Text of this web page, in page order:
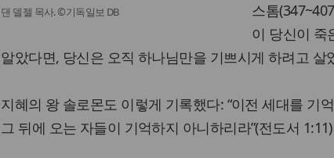
댄 델젤 목사. ©기독일보 DB
스톰
이 당신이 죽
알았다면, 당신은 오직 하나님만을 기쁘시게 하려고 살
지혜의 왕 솔로몬도 이렇게 기록했다: “이전 세대를 기
그 뒤에 오는 자들이 기억하지 아니하리라”(전도서 1:11)